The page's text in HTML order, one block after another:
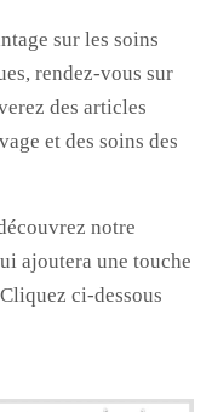
sur les soins
rendez-vous sur
des articles
et des soins des
notre
ajoutera une touche
ci-dessous